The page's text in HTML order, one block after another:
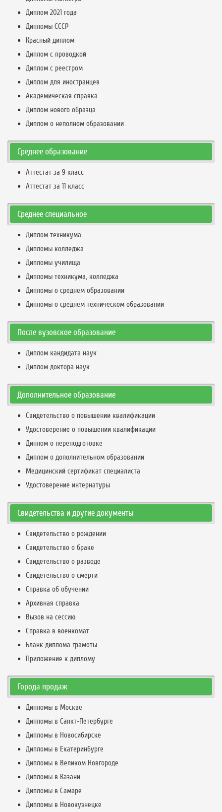
Диплом 2021 года
Дипломы СССР
Красный диплом
Диплом с проводкой
Диплом с реестром
Диплом для иностранцев
Академическая справка
Диплом нового образца
Диплом о неполном образовании
Среднее образование
Аттестат за 9 класс
Аттестат за 11 класс
Среднее специальное
Диплом техникума
Дипломы колледжа
Дипломы училища
Дипломы техникума, колледжа
Дипломы о среднем образовании
Дипломы о среднем техническом образовании
После вузовское образование
Диплом кандидата наук
Диплом доктора наук
Дополнительное образование
Свидетельство о повышении квалификации
Удостоверение о повышении квалификации
Диплом о переподготовке
Диплом о дополнительном образовании
Медицинский сертификат специалиста
Удостоверение интернатуры
Свидетельства и другие документы
Свидетельство о рождении
Свидетельство о браке
Свидетельство о разводе
Свидетельство о смерти
Справка об обучении
Архивная справка
Вызов на сессию
Справка в военкомат
Бланк диплома грамоты
Приложение к диплому
Города продаж
Дипломы в Москве
Дипломы в Санкт-Петербурге
Дипломы в Новосибирске
Дипломы в Екатеринбурге
Дипломы в Великом Новгороде
Дипломы в Казани
Дипломы в Самаре
Дипломы в Новокузнецке